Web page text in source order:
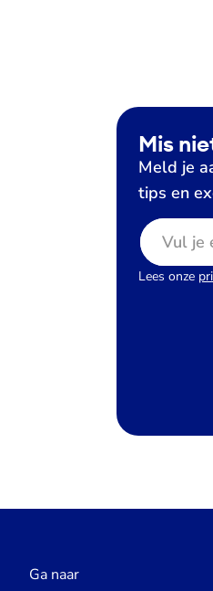
Mis
Meld je
tips en
E-mailadres
Lees onze
Ga naar